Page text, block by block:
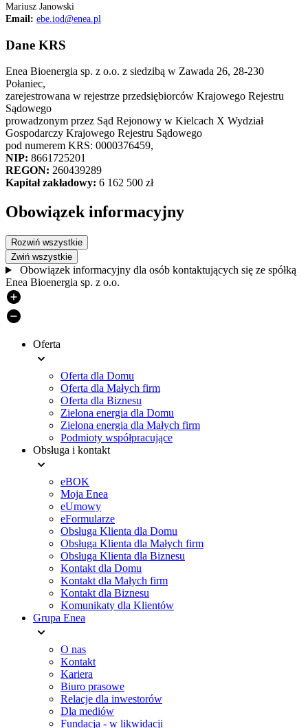
Mariusz Janowski
Email: ebe.iod@enea.pl
Dane KRS
Enea Bioenergia sp. z o.o. z siedzibą w Zawada 26, 28-230
Połaniec,
zarejestrowana w rejestrze przedsiębiorców Krajowego Rejestru
Sądowego
prowadzonym przez Sąd Rejonowy w Kielcach X Wydział
Gospodarczy Krajowego Rejestru Sądowego
pod numerem KRS: 0000376459,
NIP: 8661725201
REGON: 260439289
Kapitał zakładowy: 6 162 500 zł
Obowiązek informacyjny
Rozwiń wszystkie
Zwiń wszystkie
Obowiązek informacyjny dla osób kontaktujących się ze spółką
Enea Bioenergia sp. z o.o.
Menu
Oferta
Oferta dla Domu
Oferta dla Małych firm
Oferta dla Biznesu
Zielona energia dla Domu
Zielona energia dla Małych firm
Podmioty współpracujące
Obsługa i kontakt
eBOK
Moja Enea
eUmowy
eFormularze
Obsługa Klienta dla Domu
Obsługa Klienta dla Małych firm
Obsługa Klienta dla Biznesu
Kontakt dla Domu
Kontakt dla Małych firm
Kontakt dla Biznesu
Komunikaty dla Klientów
Grupa Enea
O nas
Kontakt
Kariera
Biuro prasowe
Relacje dla inwestorów
Dla mediów
Fundacja - w likwidacji